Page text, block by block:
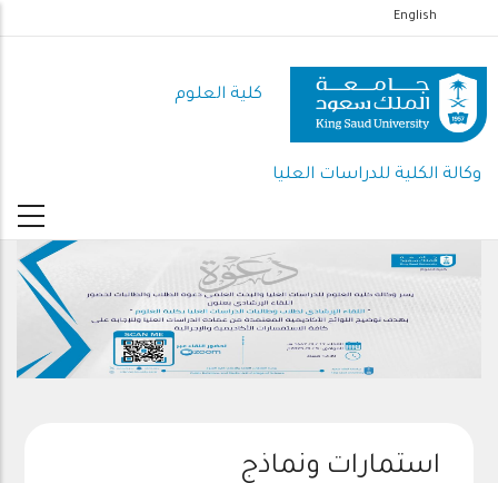
إلى
المحتوى
الرئيسي
English
كلية العلوم
وكالة الكلية للدراسات العليا
استمارات ونماذج